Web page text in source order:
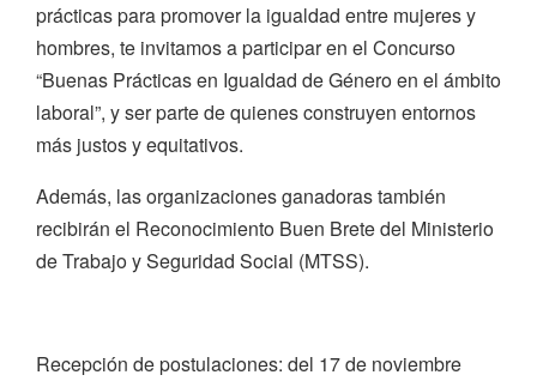
prácticas para promover la igualdad entre mujeres y
hombres, te invitamos a participar en el Concurso
“Buenas Prácticas en Igualdad de Género en el ámbito
laboral”, y ser parte de quienes construyen entornos
más justos y equitativos.
Además, las organizaciones ganadoras también
recibirán el Reconocimiento Buen Brete del Ministerio
de Trabajo y Seguridad Social (MTSS).
Recepción de postulaciones: del 17 de noviembre